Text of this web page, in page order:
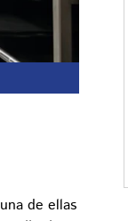
de ellas